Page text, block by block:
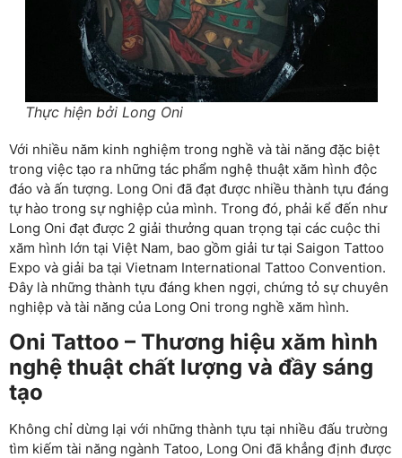
Thực hiện bởi Long Oni
Với nhiều năm kinh nghiệm trong nghề và tài năng đặc biệt
trong việc tạo ra những tác phẩm nghệ thuật xăm hình độc
đáo và ấn tượng. Long Oni đã đạt được nhiều thành tựu đáng
tự hào trong sự nghiệp của mình. Trong đó, phải kể đến như
Long Oni đạt được 2 giải thưởng quan trọng tại các cuộc thi
xăm hình lớn tại Việt Nam, bao gồm giải tư tại Saigon Tattoo
Expo và giải ba tại Vietnam International Tattoo Convention.
Đây là những thành tựu đáng khen ngợi, chứng tỏ sự chuyên
nghiệp và tài năng của Long Oni trong nghề xăm hình.
Oni Tattoo – Thương hiệu xăm hình
nghệ thuật chất lượng và đầy sáng
tạo
Không chỉ dừng lại với những thành tựu tại nhiều đấu trường
tìm kiếm tài năng ngành Tatoo, Long Oni đã khẳng định được